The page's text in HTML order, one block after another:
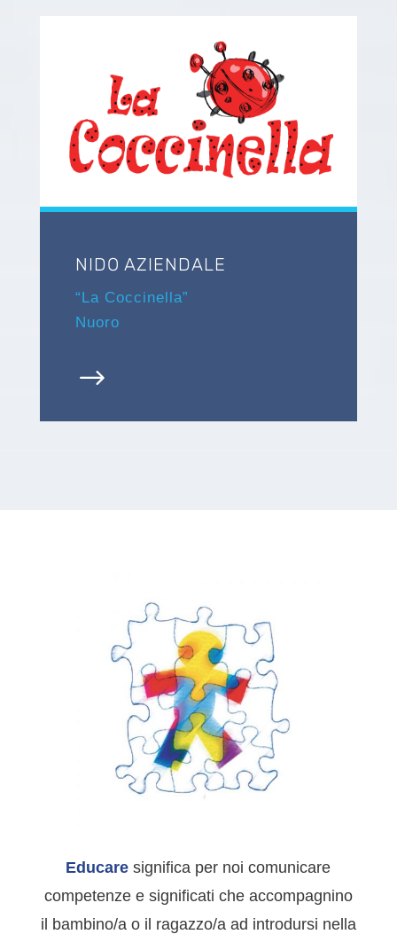
NIDO AZIENDALE
“La Coccinella”
Nuoro
$
Educare significa per noi comunicare
competenze e significati che accompagnino
il bambino/a o il ragazzo/a ad introdursi nella